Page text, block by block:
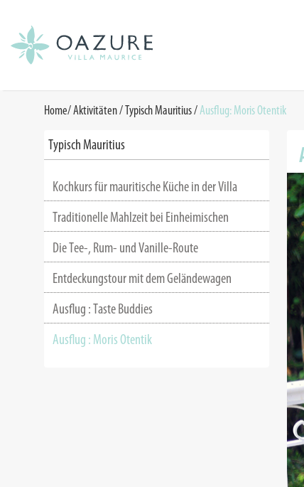
Home/Aktivitäten/Typisch Mauritius/Ausflug: Moris Otentik
Typisch Mauritius
Kochkurs für mauritische Küche in der Villa
Traditionelle Mahlzeit bei Einheimischen
Die Tee-, Rum- und Vanille-Route
Entdeckungstour mit dem Geländewagen
Ausflug : Taste Buddies
Ausflug : Moris Otentik